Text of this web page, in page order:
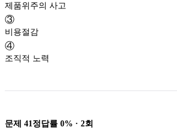
제품위주의 사고
③
비용절감
④
조직적 노력
문제 41 정답률 0% · 2회